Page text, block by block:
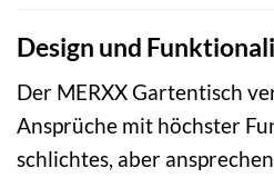
Design und
Der MERXX Gartentisch
Ansprüche mit höchster
schlichtes, aber